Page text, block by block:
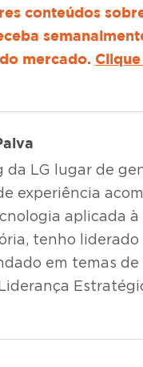
conteúdos
mercado.
da LG lugar de
experiência
aplicada
tenho
em temas